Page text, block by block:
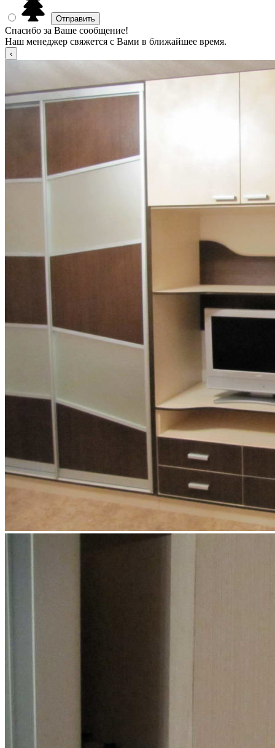
Спасибо за Ваше сообщение!
Наш менеджер свяжется с Вами в ближайшее время.